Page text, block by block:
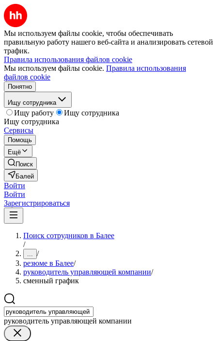
Мы используем файлы cookie, чтобы обеспечивать
правильную работу нашего веб-сайта и анализировать сетевой
трафик.
Правила использования файлов cookie
Мы используем файлы cookie. Правила использования
файлов cookie
Понятно
Ищу сотрудника
Ищу работу
Ищу сотрудника
Ищу сотрудника
Сервисы
Помощь
Ещё
Поиск
Балей
Войти
Войти
Зарегистрироваться
Поиск сотрудников в Балее
/
... /
резюме в Балее/
руководитель управляющей компании/
сменный график
руководитель управляющей компании